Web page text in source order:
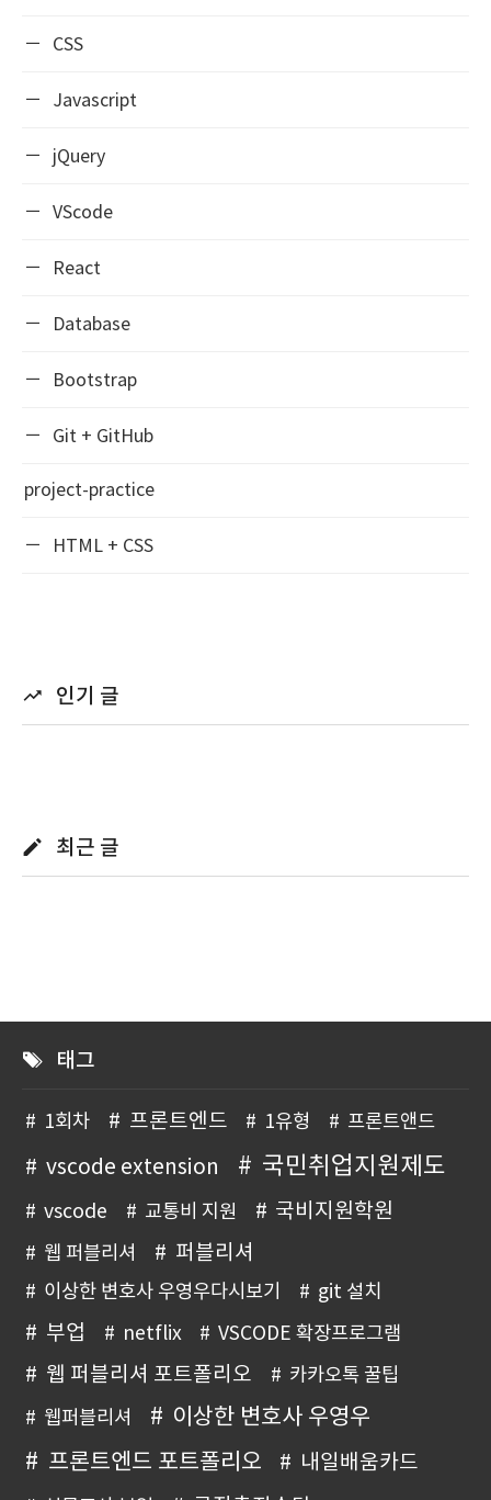
CSS
Javascript
jQuery
VScode
React
Database
Bootstrap
Git + GitHub
project-practice
HTML + CSS
인기 글
최근 글
태그
1회차 프론트엔드 1유형 프론트앤드
vscode extension 국민취업지원제도
vscode 교통비 지원 국비지원학원
웹 퍼블리셔 퍼블리셔
이상한 변호사 우영우다시보기 git 설치
부업 netflix VSCODE 확장프로그램
웹 퍼블리셔 포트폴리오
카카오톡 꿀팁
웹퍼블리셔
이상한 변호사 우영우
프론트엔드 포트폴리오
내일배움카드